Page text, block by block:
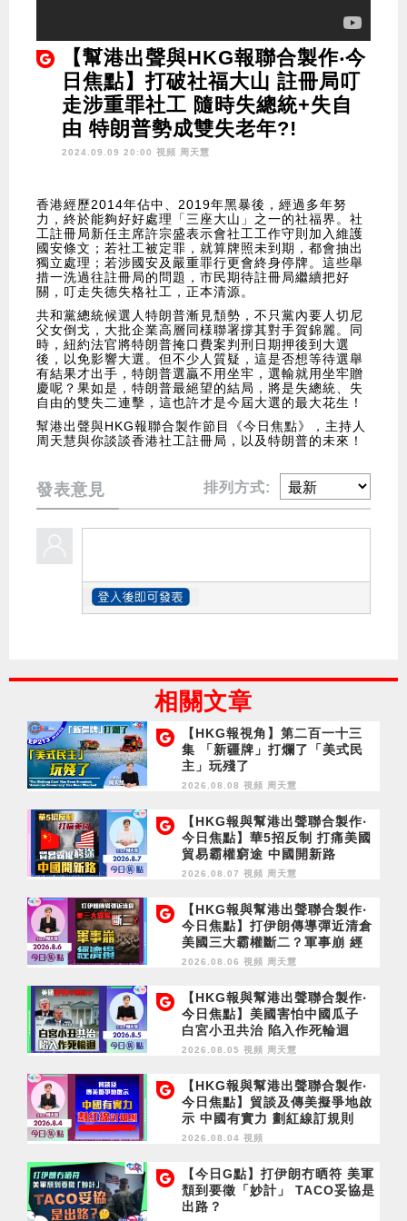
【幫港出聲與HKG報聯合製作‧今
日焦點】打破社福大山 註冊局叮
走涉重罪社工 隨時失總統+失自
由 特朗普勢成雙失老年?!
2024.09.09 20:00 視頻 周天慧
香港經歷2014年佔中、2019年黑暴後，經過多年努
力，終於能夠好好處理「三座大山」之一的社福界。社
工註冊局新任主席許宗盛表示會社工工作守則加入維護
國安條文；若社工被定罪，就算牌照未到期，都會抽出
獨立處理；若涉國安及嚴重罪行更會終身停牌。這些舉
措一洗過往註冊局的問題，市民期待註冊局繼續把好
關，叮走失德失格社工，正本清源。
共和黨總統候選人特朗普漸見頹勢，不只黨內要人切尼
父女倒戈，大批企業高層同様聯署撐其對手賀錦麗。同
時，紐約法官將特朗普掩口費案判刑日期押後到大選
後，以免影響大選。但不少人質疑，這是否想等待選舉
有結果才出手，特朗普選贏不用坐牢，選輸就用坐牢贈
慶呢？果如是，特朗普最絕望的結局，將是失總統、失
自由的雙失二連擊，這也許才是今屆大選的最大花生！
幫港出聲與HKG報聯合製作節目《今日焦點》，主持人
周天慧與你談談香港社工註冊局，以及特朗普的未來！
發表意見 排列方式:
相關文章
【HKG報視角】第二百一十三
集 「新疆牌」打爛了「美式民
主」玩殘了
2026.08.08 視頻 周天慧
【HKG報與幫港出聲聯合製作‧
今日焦點】華5招反制 打痛美國
貿易霸權窮途 中國開新路
2026.08.07 視頻 周天慧
【HKG報與幫港出聲聯合製作‧
今日焦點】打伊朗傳導彈近清倉
美國三大霸權斷二？軍事崩 經
濟損
2026.08.06 視頻 周天慧
【HKG報與幫港出聲聯合製作‧
今日焦點】美國害怕中國瓜子
白宮小丑共治 陷入作死輪迴
2026.08.05 視頻 周天慧
【HKG報與幫港出聲聯合製作‧
今日焦點】貿談及傳美擬爭地啟
示 中國有實力 劃紅線訂規則
2026.08.04 視頻
【今日G點】打伊朗冇晒符 美軍
頹到要徵「妙計」 TACO妥協是
出路？